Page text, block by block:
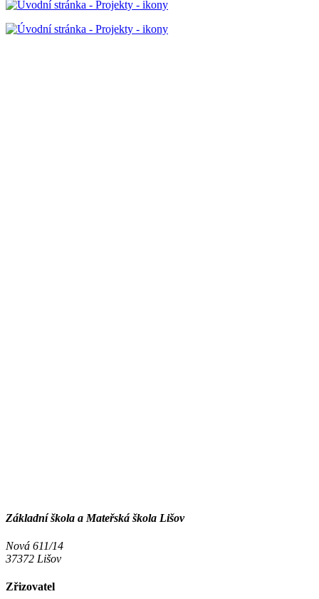
Základní škola a Mateřská škola Lišov
Nová 611/14
37372 Lišov
Zřizovatel